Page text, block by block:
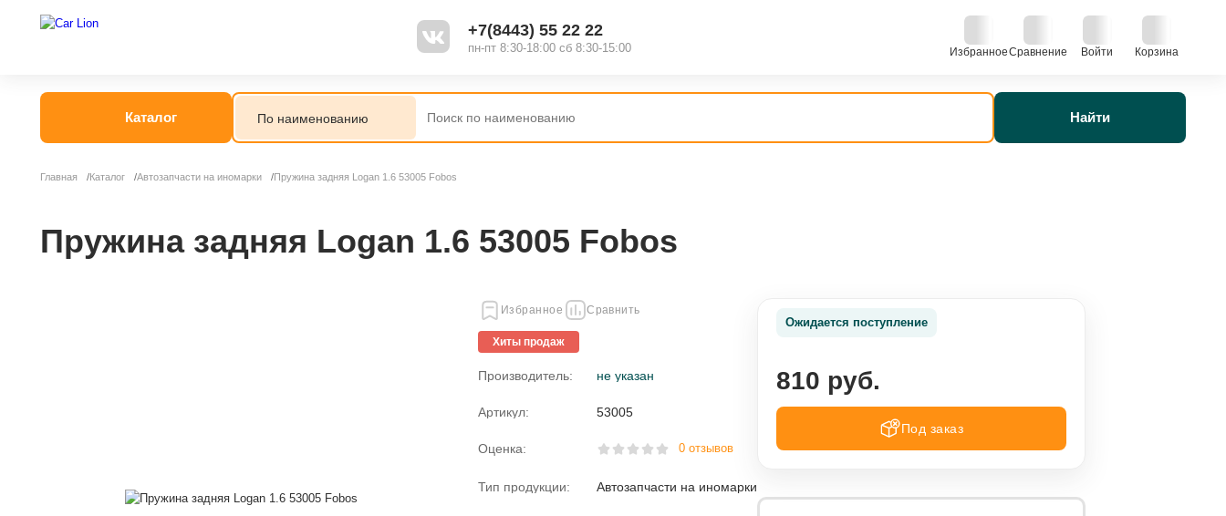
+7(8443) 55 22 22
пн-пт 8:30-18:00 сб 8:30-15:00 ИзбранноеСравнение Войти Корзина
Каталог Найти
Главная Каталог Автозапчасти на иномарки Пружина задняя Logan 1.6 53005 Fobos
Пружина задняя Logan 1.6 53005 Fobos
Избранное Сравнить
Хиты продаж
Производитель: не указан
Артикул: 53005
Оценка: 0 отзывов
Тип продукции: Автозапчасти на иномарки
Ожидается поступление
810 руб.
Под заказ